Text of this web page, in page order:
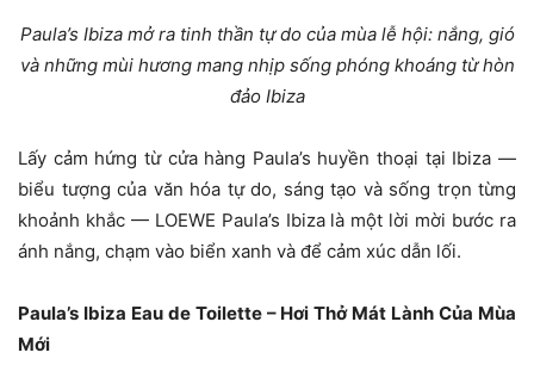
Paula’s Ibiza mở ra tinh thần tự do của mùa lễ hội: nắng, gió
và những mùi hương mang nhịp sống phóng khoáng từ hòn
đảo Ibiza
Lấy cảm hứng từ cửa hàng Paula’s huyền thoại tại Ibiza —
biểu tượng của văn hóa tự do, sáng tạo và sống trọn từng
khoảnh khắc — LOEWE Paula’s Ibiza là một lời mời bước ra
ánh nắng, chạm vào biển xanh và để cảm xúc dẫn lối.
Paula’s Ibiza Eau de Toilette – Hơi Thở Mát Lành Của Mùa
Mới